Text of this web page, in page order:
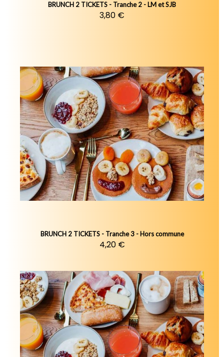
BRUNCH 2 TICKETS - Tranche 2 - LM et SJB
3,80 €
BRUNCH 2 TICKETS - Tranche 3 - Hors commune
4,20 €